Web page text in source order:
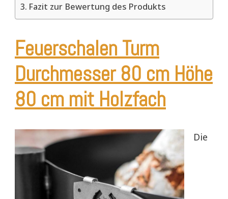
Fazit zur Bewertung des Produkts
Feuerschalen Turm
Durchmesser 80 cm Höhe
80 cm mit Holzfach
Die